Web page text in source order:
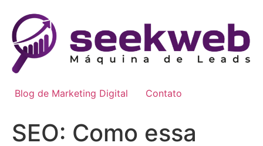
para
conteúdo
Blog de Marketing Digital Contato
SEO: Como essa